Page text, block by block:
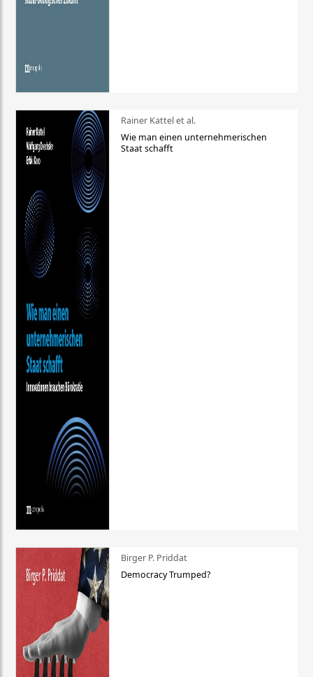
Rainer Kattel et al.
Wie man einen unternehmerischen
Staat schafft
Birger P. Priddat
Democracy Trumped?